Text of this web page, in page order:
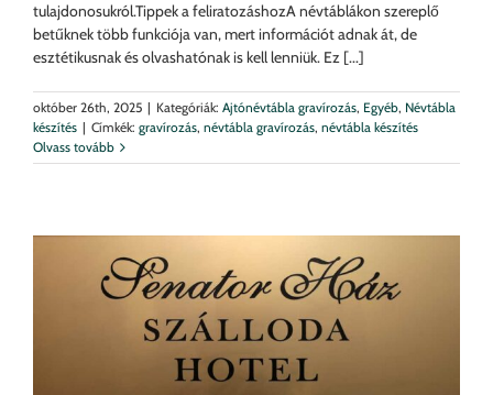
tulajdonosukról.Tippek a feliratozáshozA névtáblákon szereplő
betűknek több funkciója van, mert információt adnak át, de
esztétikusnak és olvashatónak is kell lenniük. Ez [...]
október 26th, 2025 | Kategóriák: Ajtónévtábla gravírozás, Egyéb, Névtábla
készítés | Címkék: gravírozás, névtábla gravírozás, névtábla készítés
Olvass tovább